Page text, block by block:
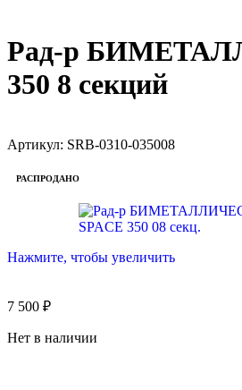
Рад-р
350 8 секций
Артикул: SRB-0310-035008
РАСПРОДАНО
Нажмите, чтобы увеличить
7 500 ₽
Нет в наличии